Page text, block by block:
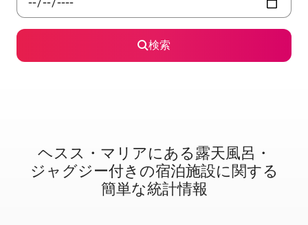
検索
ヘスス・マリアに⁠あ⁠る露⁠天⁠風⁠呂・
ジ⁠ャ⁠グ⁠ジ⁠ー⁠付⁠き⁠の宿⁠泊⁠施⁠設⁠に関⁠す⁠る
簡⁠単⁠な統⁠計⁠情⁠報